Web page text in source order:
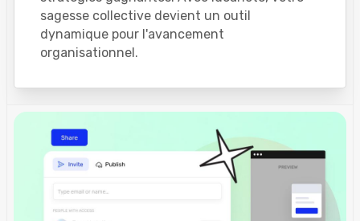
sagesse collective devient un outil
dynamique pour l'avancement
organisationnel.